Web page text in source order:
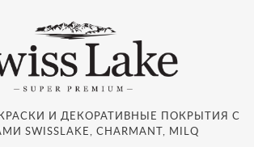
И ДЕКОРАТИВНЫЕ ПОКРЫТИЯ С
SWISSLAKE, CHARMANT, MILQ